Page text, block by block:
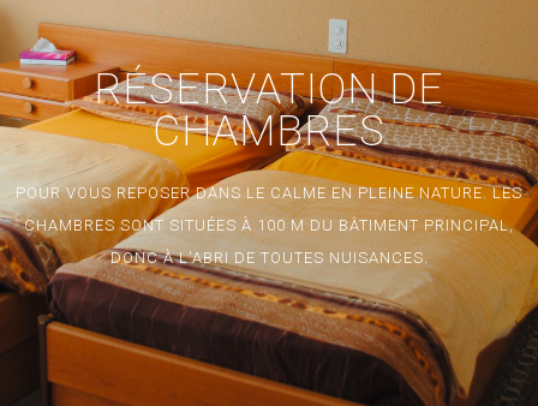
RÉSERVATION DE
CHAMBRES
POUR VOUS REPOSER DANS LE CALME EN PLEINE NATURE. LES
CHAMBRES SONT SITUÉES À 100 M DU BÂTIMENT PRINCIPAL,
DONC À L'ABRI DE TOUTES NUISANCES.